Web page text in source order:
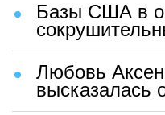
Базы США в
Любовь
высказалась